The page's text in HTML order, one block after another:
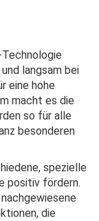
langsam bei
eine hohe
macht es die
so für alle
besonderen
spezielle
positiv fördern.
die